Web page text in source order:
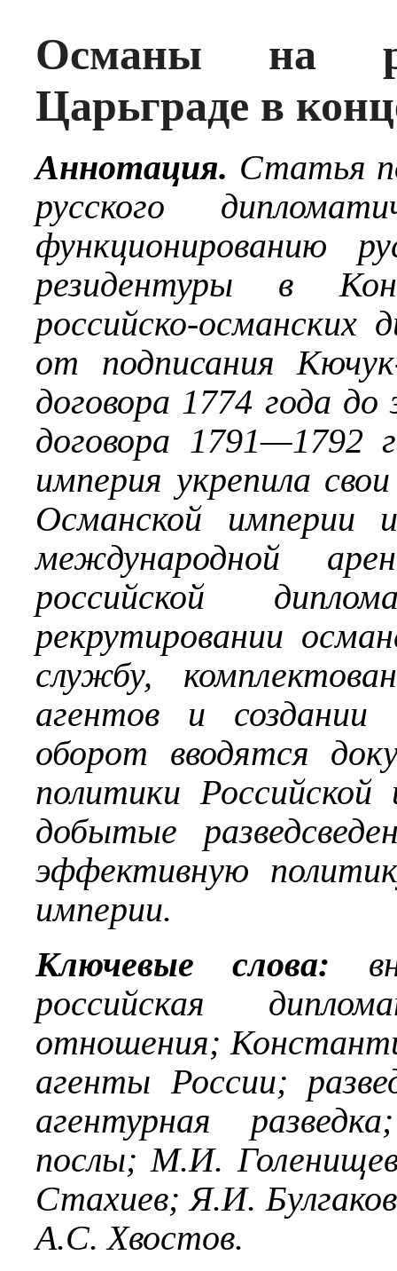
Османы на
Царьграде в
Аннотация. Статья
русского
функционированию
резидентуры в
российско-османских
от подписания
договора 1774 года
договора 1791—1792
империя укрепила
Османской империи
международной
российской
рекрутировании
службу,
агентов и создании
оборот вводятся
политики
добытые
эффективную
империи.
Ключевые слова:
российская
отношения;
агенты России;
агентурная
послы; М.И.
Стахиев; Я.И.
А.С. Хвостов.